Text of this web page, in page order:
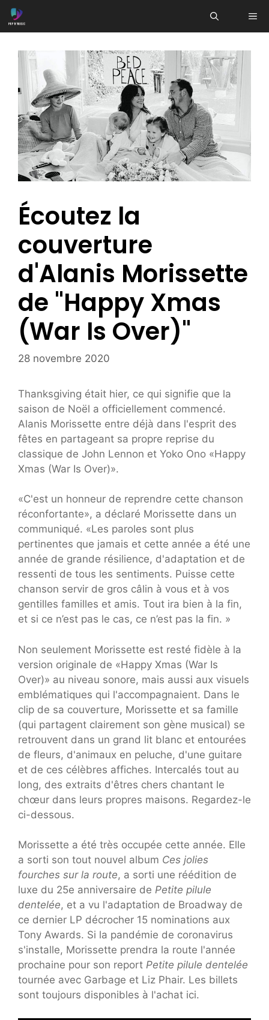
Aller
au
Écoutez la
couverture
d'Alanis Morissette
de "Happy Xmas
(War Is Over)"
28 novembre 2020
Thanksgiving était hier, ce qui signifie que la
saison de Noël a officiellement commencé.
Alanis Morissette entre déjà dans l'esprit des
fêtes en partageant sa propre reprise du
classique de John Lennon et Yoko Ono «Happy
Xmas (War Is Over)».
«C'est un honneur de reprendre cette chanson
réconfortante», a déclaré Morissette dans un
communiqué. «Les paroles sont plus
pertinentes que jamais et cette année a été une
année de grande résilience, d'adaptation et de
ressenti de tous les sentiments. Puisse cette
chanson servir de gros câlin à vous et à vos
gentilles familles et amis. Tout ira bien à la fin,
et si ce n’est pas le cas, ce n’est pas la fin. »
Non seulement Morissette est resté fidèle à la
version originale de «Happy Xmas (War Is
Over)» au niveau sonore, mais aussi aux visuels
emblématiques qui l'accompagnaient. Dans le
clip de sa couverture, Morissette et sa famille
(qui partagent clairement son gène musical) se
retrouvent dans un grand lit blanc et entourées
de fleurs, d'animaux en peluche, d'une guitare
et de ces célèbres affiches. Intercalés tout au
long, des extraits d'êtres chers chantant le
chœur dans leurs propres maisons. Regardez-le
ci-dessous.
Morissette a été très occupée cette année. Elle
a sorti son tout nouvel album Ces jolies
fourches sur la route, a sorti une réédition de
luxe du 25e anniversaire de Petite pilule
dentelée, et a vu l'adaptation de Broadway de
ce dernier LP décrocher 15 nominations aux
Tony Awards. Si la pandémie de coronavirus
s'installe, Morissette prendra la route l'année
prochaine pour son report Petite pilule dentelée
tournée avec Garbage et Liz Phair. Les billets
sont toujours disponibles à l'achat ici.